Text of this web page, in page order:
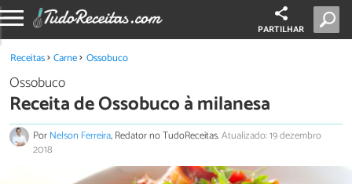
PARTILHAR
Receitas Carne Ossobuco
Ossobuco
Receita de Ossobuco à milanesa
PorNelson Ferreira, Redator no TudoReceitas.Atualizado: 19 dezembro
2018